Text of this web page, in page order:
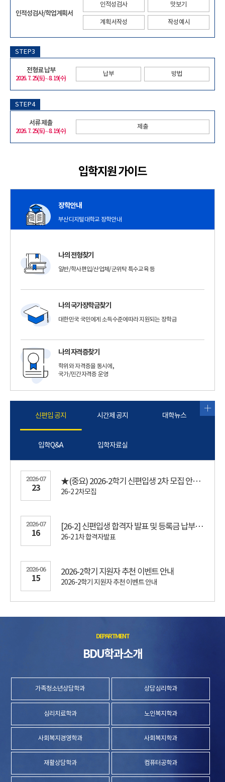
인적성검사/학업계획서
인적성검사 맛보기
계획서작성 작성예시
STEP3
전형료 납부
2026. 7. 25(토)∼8. 19(수)
납부 방법
STEP4
서류 제출
2026. 7. 25(토)∼8. 19(수)
제출
입학지원 가이드
장학안내
부산디지털대학교 장학안내
나의 전형찾기
일반/학사편입/산업체/군위탁 특수교육 등
나의 국가장학금찾기
대한민국 국민에게 소득수준에따라 지원되는 장학금
나의 자격증찾기
학위와 자격증을 동시에,
국가/민간자격증 운영
신편입 공지 시간제 공지 대학뉴스
입학Q&A 입학자료실
2026-07
23
★(중요) 2026-2학기 신편입생 2차 모집 안내 [7. 25 ~ 8. 19] ★
26-2 2차모집
2026-07
16
[26-2] 신편입생 합격자 발표 및 등록금 납부안내 [7.21~7.24]
26-2 1차 합격자발표
2026-06
15
2026-2학기 지원자 추천 이벤트 안내
2026-2학기 지원자 추천 이벤트 안내
BDU학과소개
가족청소년상담학과 상담심리학과
심리치료학과 노인복지학과
사회복지경영학과 사회복지학과
재활상담학과 컴퓨터공학과